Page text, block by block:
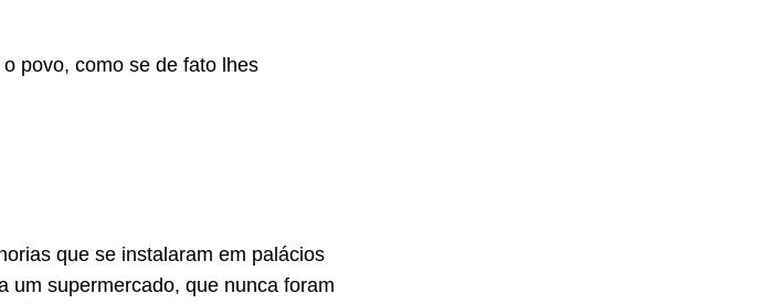
povo, como se de fato lhes
que se instalaram em palácios
um supermercado, que nunca foram